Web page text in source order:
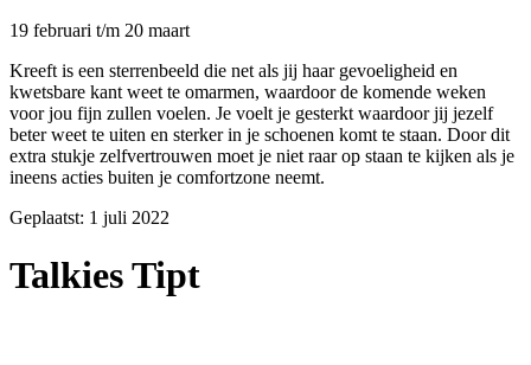
19 februari t/m 20 maart
Kreeft is een sterrenbeeld die net als jij haar gevoeligheid en
kwetsbare kant weet te omarmen, waardoor de komende weken
voor jou fijn zullen voelen. Je voelt je gesterkt waardoor jij jezelf
beter weet te uiten en sterker in je schoenen komt te staan. Door dit
extra stukje zelfvertrouwen moet je niet raar op staan te kijken als je
ineens acties buiten je comfortzone neemt.
Geplaatst: 1 juli 2022
Talkies Tipt